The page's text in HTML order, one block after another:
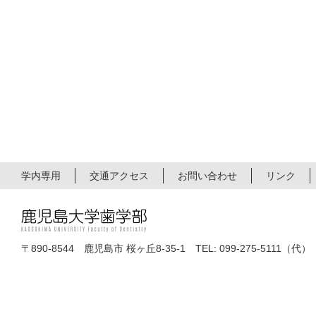
学内専用 交通アクセス お問い合わせ リンク
〒890-8544 鹿児島市 桜ヶ丘8-35-1 TEL: 099-275-5111（代）